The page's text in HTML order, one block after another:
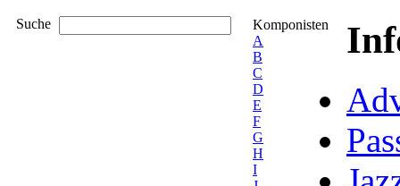
Suche
Komponisten
A
B
C
D
E
F
G
H
I